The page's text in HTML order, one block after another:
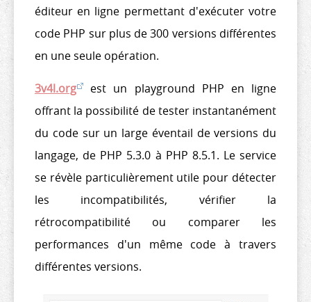
éditeur en ligne permettant d'exécuter votre
code PHP sur plus de 300 versions différentes
en une seule opération.
3v4l.org
est un playground PHP en ligne
offrant la possibilité de tester instantanément
du code sur un large éventail de versions du
langage, de PHP 5.3.0 à PHP 8.5.1. Le service
se révèle particulièrement utile pour détecter
les incompatibilités, vérifier la
rétrocompatibilité ou comparer les
performances d'un même code à travers
différentes versions.